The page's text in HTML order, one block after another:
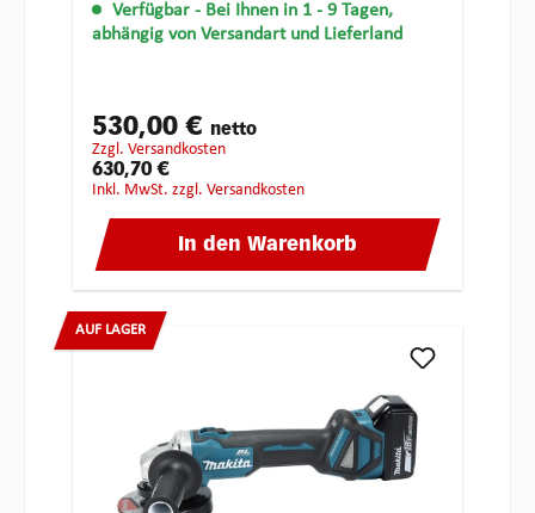
Verfügbar - Bei Ihnen in 1 - 9 Tagen,
abhängig von Versandart und Lieferland
530,00 € netto
zzgl. Versandkosten
630,70 €
inkl. MwSt. zzgl. Versandkosten
In den Warenkorb
AUF LAGER